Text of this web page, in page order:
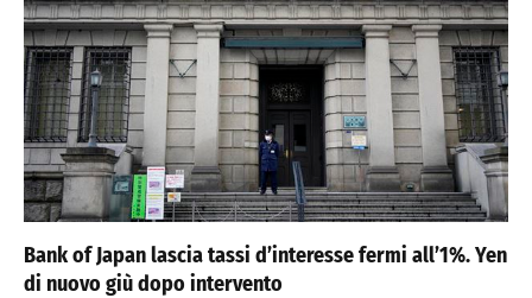
Bank of Japan lascia tassi d’interesse fermi all’1%. Yen
di nuovo giù dopo intervento